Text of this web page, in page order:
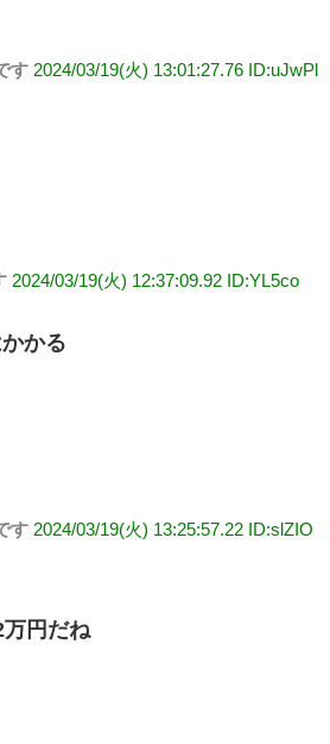
す 2024/03/19(火) 13:01:27.76 ID:uJwPl
2024/03/19(火) 12:37:09.92 ID:YL5co
かる
す 2024/03/19(火) 13:25:57.22 ID:slZIO
万円だね